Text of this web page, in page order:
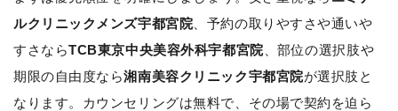
ルクリニックメンズ宇都宮院、予約の取りやすさや通いや
すさならTCB東京中央美容外科宇都宮院、部位の選択肢や
期限の自由度なら湘南美容クリニック宇都宮院が選択肢と
なります。カウンセリングは無料で、その場で契約を迫ら